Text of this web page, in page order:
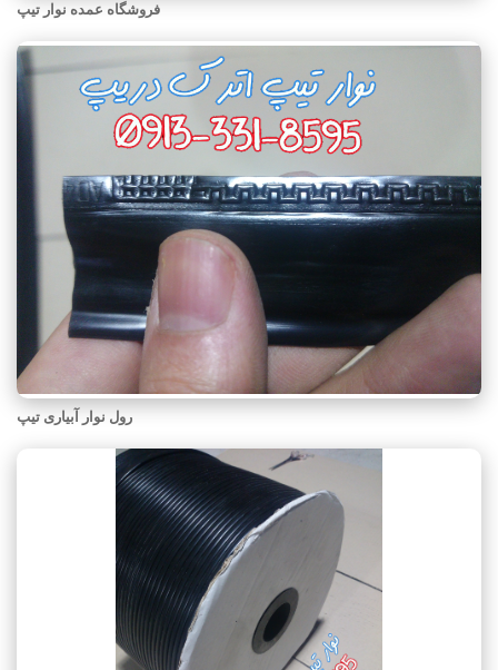
فروشگاه عمده نوار تیپ
رول نوار آبیاری تیپ